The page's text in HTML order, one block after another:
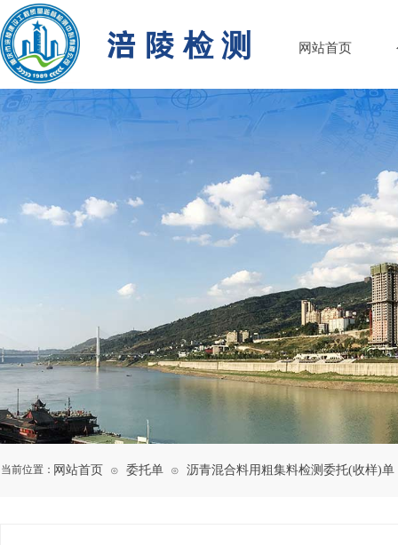
网站首页
涪 陵 检 测
网站首页 ⊙ 委托单 ⊙ 沥青混合料用粗集料检测委托(收样)单
当前位置：